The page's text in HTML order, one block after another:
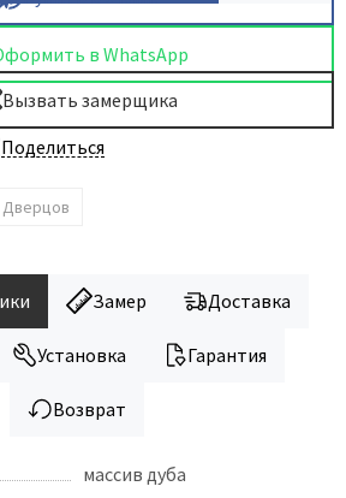
в WhatsApp
Вызвать замерщика
Поделиться
Дверцов
Замер Доставка
Установка Гарантия
Возврат
массив дуба